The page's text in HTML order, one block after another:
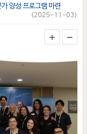
양성 프로그램 마련
(2025-11-03)